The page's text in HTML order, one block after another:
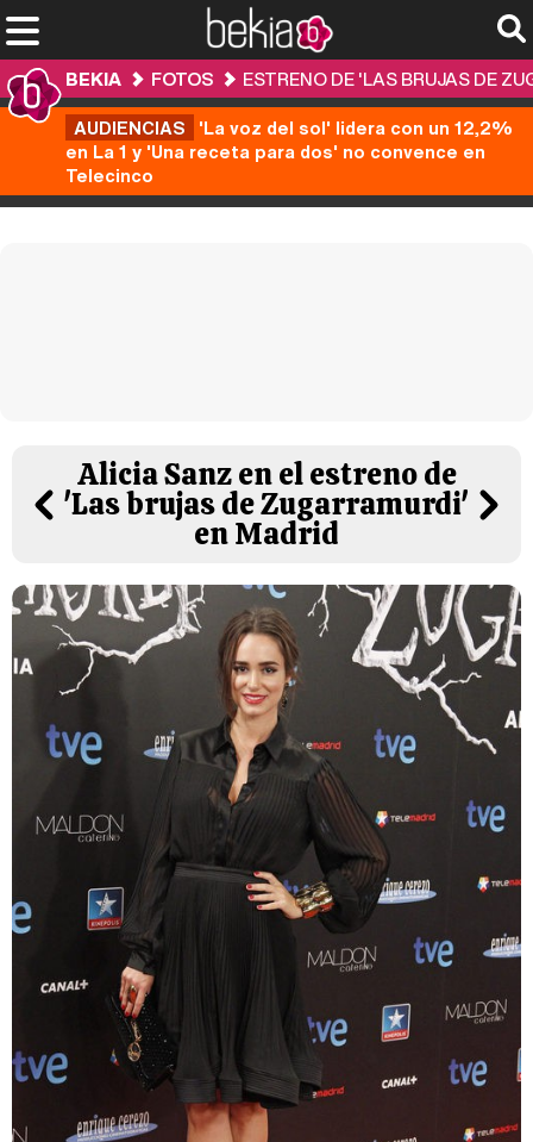
BEKIA FOTOS
ESTRENO DE 'LAS BRUJAS DE
AUDIENCIAS 'La voz del sol' lidera con un 12,2%
en La 1 y 'Una receta para dos' no convence en
Telecinco
Alicia Sanz en el estreno de
'Las brujas de Zugarramurdi'
en Madrid